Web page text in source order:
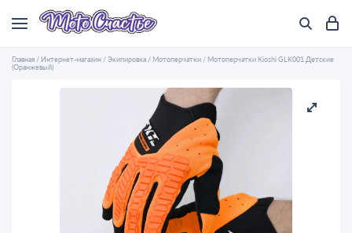
Главная / Интернет-магазин /Экипировка / Мотоперчатки / Мотоперчатки Kioshi GLK001 Детские
(Оранжевый)